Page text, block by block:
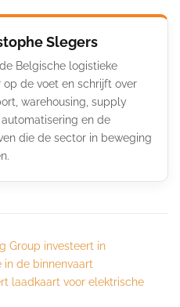
Slegers
Belgische logistieke
op de voet en schrijft over
warehousing, supply
automatisering en de
die de sector in beweging
Group investeert in
in de binnenvaart
laadkaart voor elektrische